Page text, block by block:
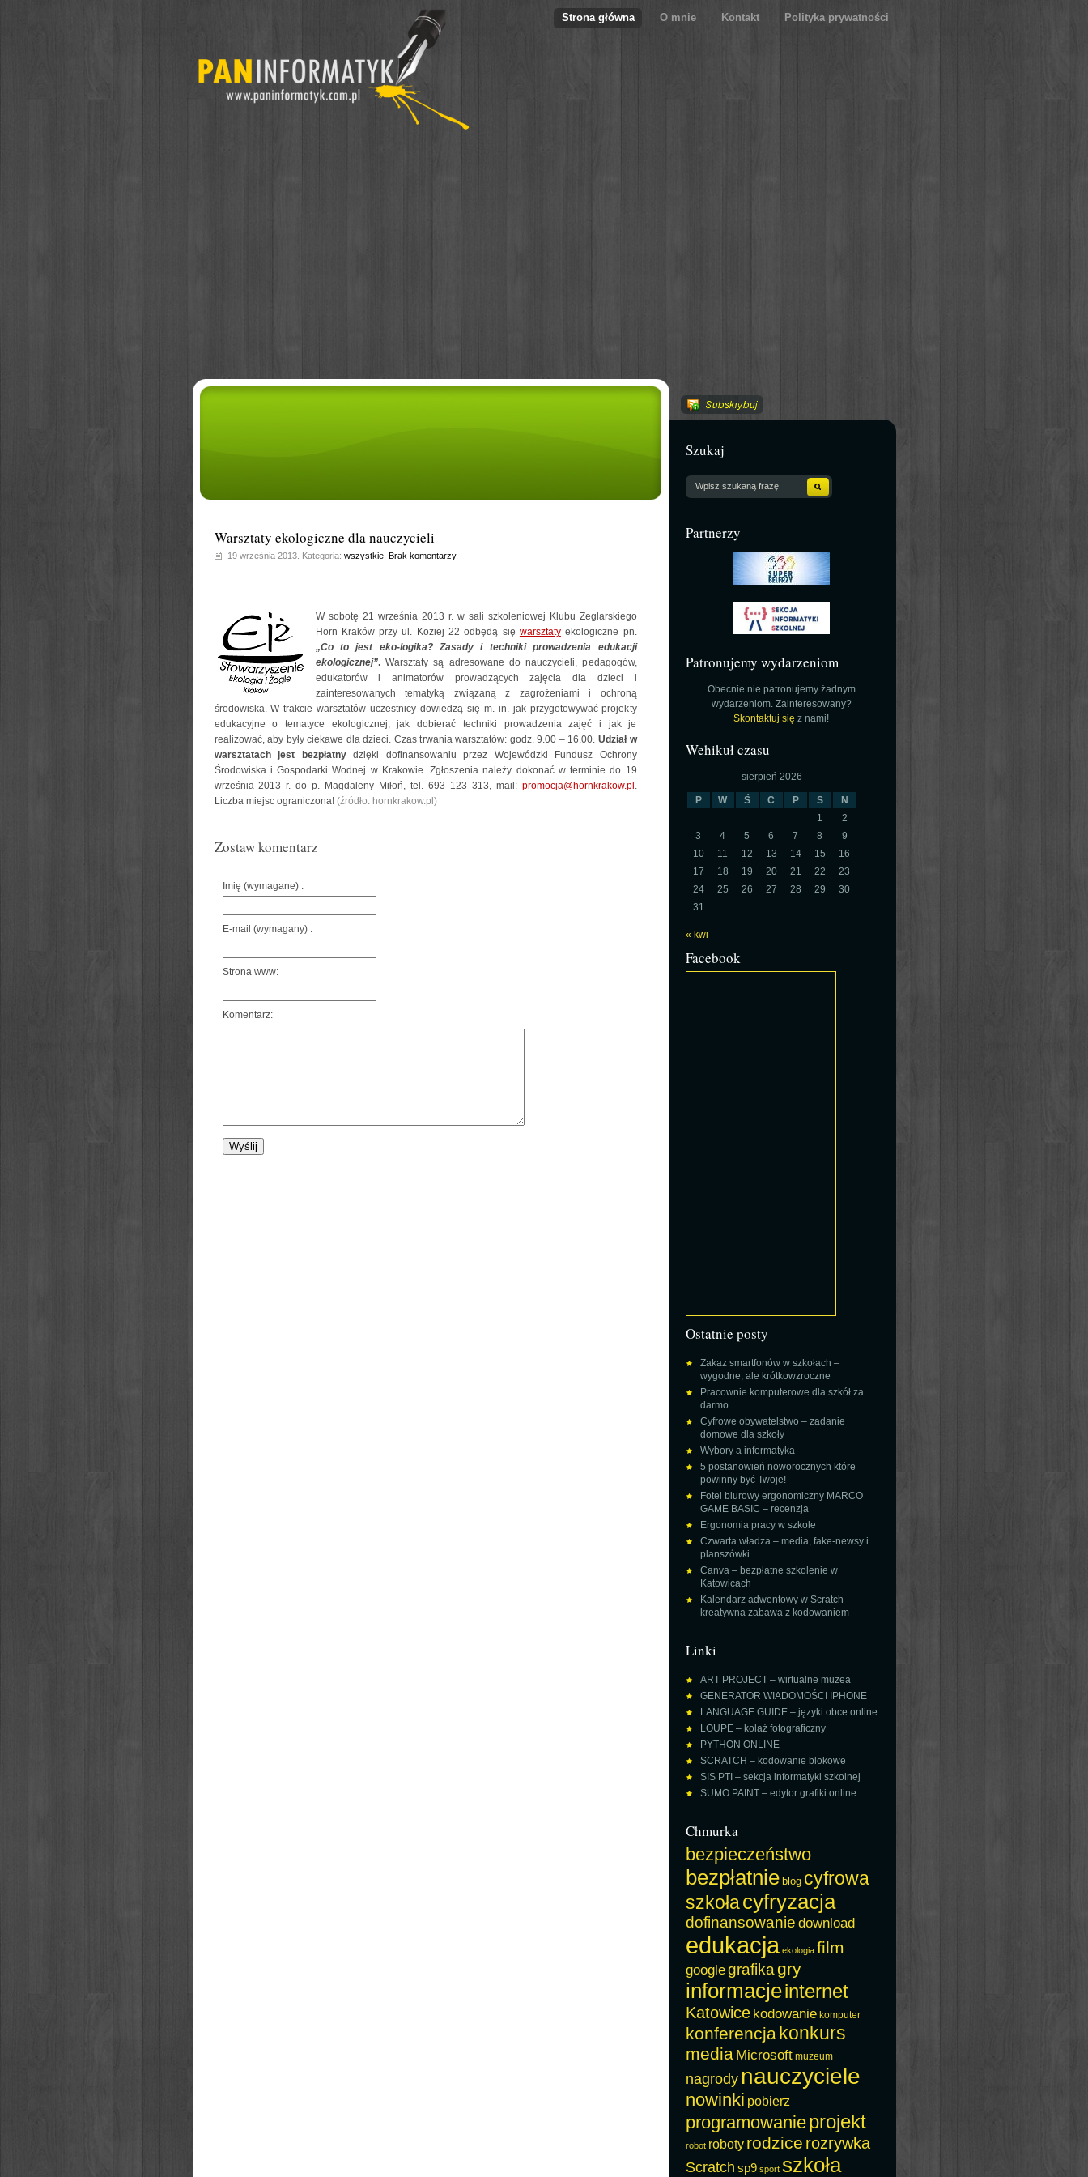
Strona główna O mnie Kontakt Polityka prywatności
Warsztaty ekologiczne dla nauczycieli
19 września 2013. Kategoria: wszystkie. Brak komentarzy.
W sobotę 21 września 2013 r. w sali szkoleniowej Klubu Żeglarskiego
Horn Kraków przy ul. Koziej 22 odbędą się warsztatyekologiczne pn.
„Co to jest eko-logika? Zasady i techniki prowadzenia edukacji
ekologicznej”.Warsztaty są adresowane do nauczycieli, pedagogów,
edukatorów i animatorów prowadzących zajęcia dla dzieci i
zainteresowanych tematyką związaną z zagrożeniami i ochroną
środowiska. W trakcie warsztatów uczestnicy dowiedzą się m. in. jak przygotowywać projekty
edukacyjne o tematyce ekologicznej, jak dobierać techniki prowadzenia zajęć i jak je
realizować, aby były ciekawe dla dzieci. Czas trwania warsztatów: godz. 9.00 – 16.00. Udział w
warsztatach jest bezpłatnydzięki dofinansowaniu przez Wojewódzki Fundusz Ochrony
Środowiska i Gospodarki Wodnej w Krakowie. Zgłoszenia należy dokonać w terminie do 19
września 2013 r. do p. Magdaleny Miłoń, tel. 693 123 313, mail: promocja@hornkrakow.pl .
Liczba miejsc ograniczona! (źródło: hornkrakow.pl)
Zostaw komentarz
Imię (wymagane) :
E-mail (wymagany) :
Strona www:
Komentarz:
Szukaj
Partnerzy
Patronujemy wydarzeniom
Obecnie nie patronujemy żadnym
wydarzeniom. Zainteresowany?
Skontaktuj się z nami!
Wehikuł czasu
sierpień 2026
P W Ś C P S
N
1
2
3
4 5 6 7 8
9
10
11 12 13 14 15
16
17
18 19 20 21 22
23
24
25 26 27 28 29
30
31
« kwi
Facebook
Ostatnie posty
Zakaz smartfonów w szkołach –
wygodne, ale krótkowzroczne
Pracownie komputerowe dla szkół za
darmo
Cyfrowe obywatelstwo – zadanie
domowe dla szkoły
Wybory a informatyka
5 postanowień noworocznych które
powinny być Twoje!
Fotel biurowy ergonomiczny MARCO
GAME BASIC – recenzja
Ergonomia pracy w szkole
Czwarta władza – media, fake-newsy i
planszówki
Canva – bezpłatne szkolenie w
Katowicach
Kalendarz adwentowy w Scratch –
kreatywna zabawa z kodowaniem
Linki
ART PROJECT – wirtualne muzea
GENERATOR WIADOMOŚCI IPHONE
LANGUAGE GUIDE – języki obce online
LOUPE – kolaż fotograficzny
PYTHON ONLINE
SCRATCH – kodowanie blokowe
SIS PTI – sekcja informatyki szkolnej
SUMO PAINT – edytor grafiki online
Chmurka
bezpieczeństwo
bezpłatnie blog cyfrowa
szkołacyfryzacja
dofinansowanie download
edukacja ekologia film
googlegrafikagry
informacjeinternet
Katowice kodowanie komputer
konferencjakonkurs
media Microsoft muzeum
nagrody nauczyciele
nowinki pobierz
programowanieprojekt
robot roboty rodzice rozrywka
Scratch sp9 sport szkoła